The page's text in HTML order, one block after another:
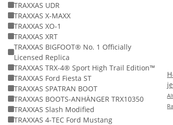
TRAXXAS UDR
TRAXXAS X-MAXX
TRAXXAS XO-1
TRAXXAS XRT
TRAXXAS BIGFOOT® No. 1 Officially
Licensed Replica
TRAXXAS TRX-4® Sport High Trail Edition™
TRAXXAS Ford Fiesta ST
TRAXXAS SPATRAN BOOT
TRAXXAS BOOTS-ANHÄNGER TRX10350
TRAXXAS Slash Modified
TRAXXAS 4-TEC Ford Mustang